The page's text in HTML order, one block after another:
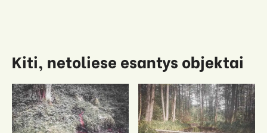
Kiti, netoliese esantys objektai